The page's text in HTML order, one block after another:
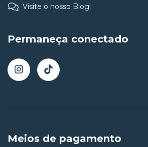
Visite o nosso Blog!
Permaneça conectado
Meios de pagamento